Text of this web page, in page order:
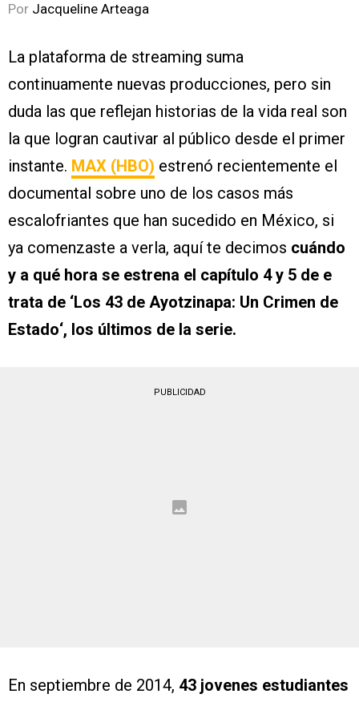
Por Jacqueline Arteaga
La plataforma de streaming suma
continuamente nuevas producciones, pero sin
duda las que reflejan historias de la vida real son
la que logran cautivar al público desde el primer
instante. MAX (HBO) estrenó recientemente el
documental sobre uno de los casos más
escalofriantes que han sucedido en México, si
ya comenzaste a verla, aquí te decimos cuándo
y a qué hora se estrena el capítulo 4 y 5 de e
trata de ‘Los 43 de Ayotzinapa: Un Crimen de
Estado‘, los últimos de la serie.
PUBLICIDAD
En septiembre de 2014, 43 jovenes estudiantes